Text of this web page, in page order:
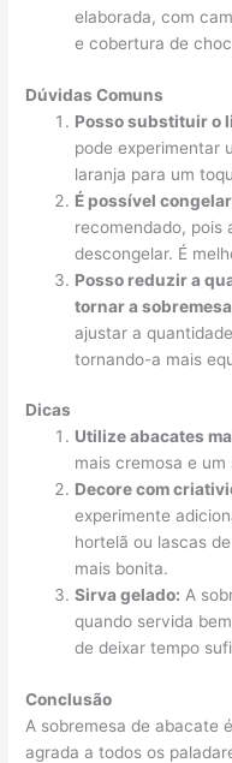
elaborada, com
e cobertura de
Dúvidas Comuns
Posso substituir o
pode experimentar
laranja para um
É possível
recomendado, pois
descongelar. É
Posso reduzir a
tornar a
ajustar a
tornando-a mais
Dicas
Utilize abacates
mais cremosa e
Decore com
experimente
hortelã ou lascas
mais bonita.
Sirva gelado: A
quando servida
de deixar tempo
Conclusão
A sobremesa de abacate
agrada a todos os